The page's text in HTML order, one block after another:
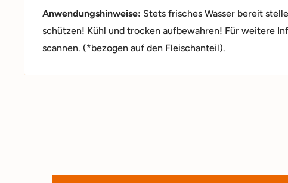
Anwendungshinweise: Stets frisches Wasser bereit
schützen! Kühl und trocken aufbewahren! Für weitere
scannen. (*bezogen auf den Fleischanteil).